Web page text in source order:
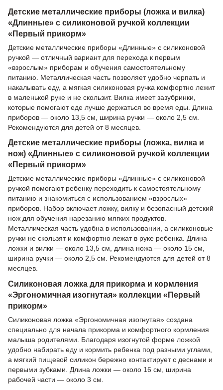
Детские металлические приборы (ложка и вилка)
«Длинные» с силиконовой ручкой коллекции
«Первый прикорм»
Детские металлические приборы «Длинные» с силиконовой
ручкой — отличный вариант для перехода к первым
«взрослым» приборам и обучения самостоятельному
питанию. Металлическая часть позволяет удобно черпать и
накалывать еду, а мягкая силиконовая ручка комфортно лежит
в маленькой руке и не скользит. Вилка имеет зазубринки,
которые помогают еде лучше держаться во время еды. Длина
приборов — около 13,5 см, ширина ручки — около 2,5 см.
Рекомендуются для детей от 8 месяцев.
Детские металлические приборы (ложка, вилка и
нож) «Длинные» с силиконовой ручкой коллекции
«Первый прикорм»
Детские металлические приборы «Длинные» с силиконовой
ручкой помогают ребенку переходить к самостоятельному
питанию и знакомиться с использованием «взрослых»
приборов. Набор включает ложку, вилку и безопасный детский
нож для обучения нарезанию мягких продуктов.
Металлическая часть удобна в использовании, а силиконовые
ручки не скользят и комфортно лежат в руке ребенка. Длина
ложки и вилки — около 13,5 см, длина ножа — около 15 см,
ширина ручки — около 2,5 см. Рекомендуются для детей от 8
месяцев.
Силиконовая ложка для прикорма и кормления
«Эргономичная изогнутая» коллекции «Первый
прикорм»
Силиконовая ложка «Эргономичная изогнутая» создана
специально для начала прикорма и комфортного кормления
малыша родителями. Благодаря изогнутой форме ложкой
удобно набирать еду и кормить ребенка под разными углами,
а мягкий пищевой силикон бережно контактирует с деснами и
первыми зубками. Длина ложки — около 16 см, ширина
рабочей части — около 3 см.